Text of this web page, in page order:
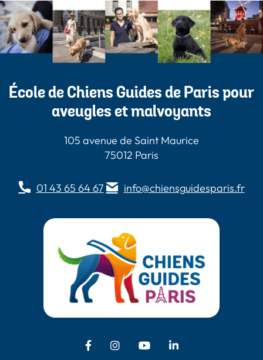
École de Chiens Guides de Paris pour
aveugles et malvoyants
105 avenue de Saint Maurice
75012 Paris
01 43 65 64 67 info@chiensguidesparis.fr
Facebook - Chiens Guides Paris
Instagram - Chiens Guides
Youtube - Chiens